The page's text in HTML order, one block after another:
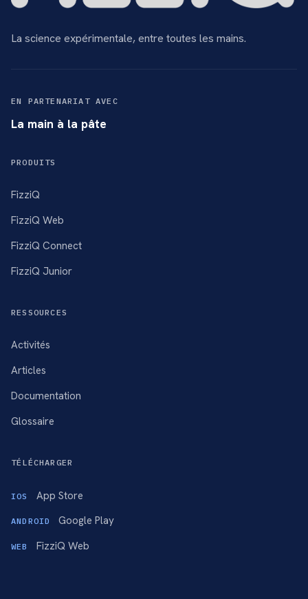
La science expérimentale, entre toutes les mains.
EN PARTENARIAT AVEC
La main à la pâte
PRODUITS
FizziQ
FizziQ Web
FizziQ Connect
FizziQ Junior
RESSOURCES
Activités
Articles
Documentation
Glossaire
TÉLÉCHARGER
IOS App Store
ANDROID Google Play
WEB FizziQ Web